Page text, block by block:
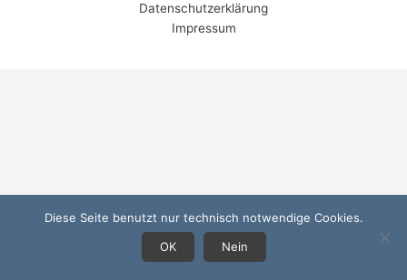
Datenschutzerklärung
Impressum
Diese Seite benutzt nur technisch notwendige Cookies.
OK
Nein